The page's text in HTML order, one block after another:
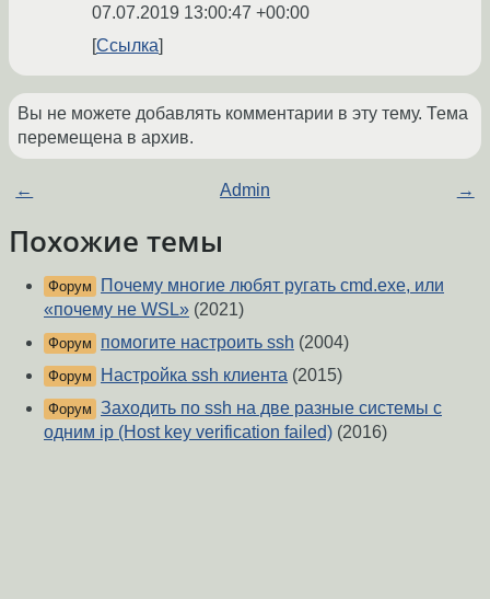
07.07.2019 13:00:47 +00:00
Ссылка
Вы не можете добавлять комментарии в эту тему. Тема
перемещена в архив.
← Admin →
Похожие темы
Форум
Почему многие любят ругать cmd.exe, или
«почему не WSL» (2021)
Форум помогите настроить ssh (2004)
Форум Настройка ssh клиента (2015)
Форум Заходить по ssh на две разные системы с
одним ip (Host key verification failed) (2016)